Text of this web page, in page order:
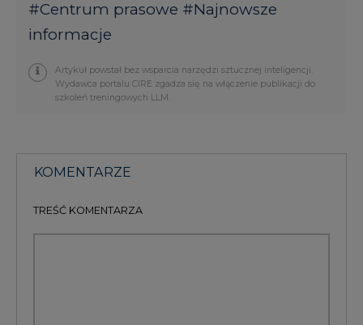
Przesłanie komentarza oznacza akceptację zasad korzystania z portalu